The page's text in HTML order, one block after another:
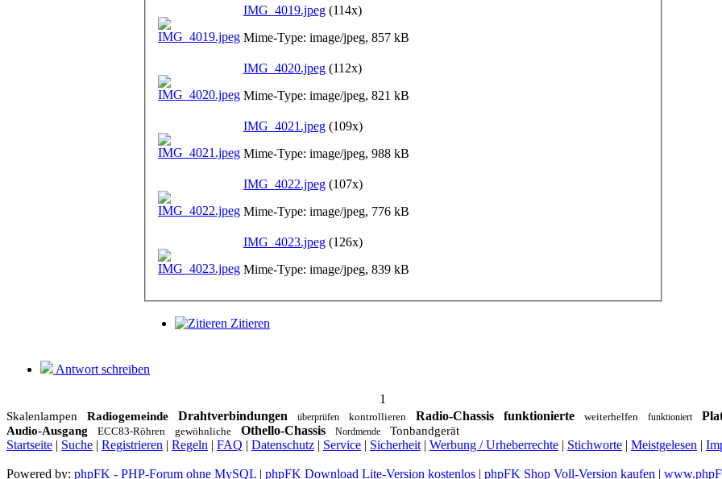
IMG_4019.jpeg (114x)
Mime-Type: image/jpeg, 857 kB
IMG_4020.jpeg (112x)
Mime-Type: image/jpeg, 821 kB
IMG_4021.jpeg (109x)
Mime-Type: image/jpeg, 988 kB
IMG_4022.jpeg (107x)
Mime-Type: image/jpeg, 776 kB
IMG_4023.jpeg (126x)
Mime-Type: image/jpeg, 839 kB
Zitieren
Antwort schreiben
1
Skalenlampen Radiogemeinde Drahtverbindungen überprüfen kontrollieren Radio-Chassis funktionierte weiterhelfen funktioniert
Audio-Ausgang ECC83-Röhren gewöhnliche Othello-Chassis Nordmende Tonbandgerät
Startseite | Suche | Registrieren | Regeln | FAQ | Datenschutz | Service | Sicherheit | Werbung / Urheberrechte | Stichworte | Meistgelesen |
Powered by: phpFK - PHP-Forum ohne MySQL | phpFK Download Lite-Version kostenlos | phpFK Shop Voll-Version kaufen |